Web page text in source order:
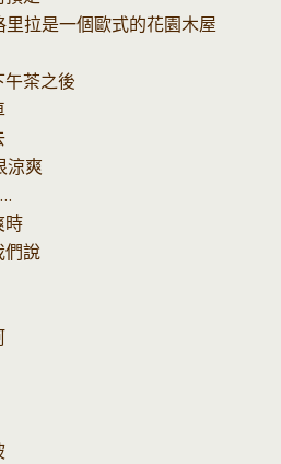
拉是一個歐式的花園木屋
茶之後
涼爽
時
們說